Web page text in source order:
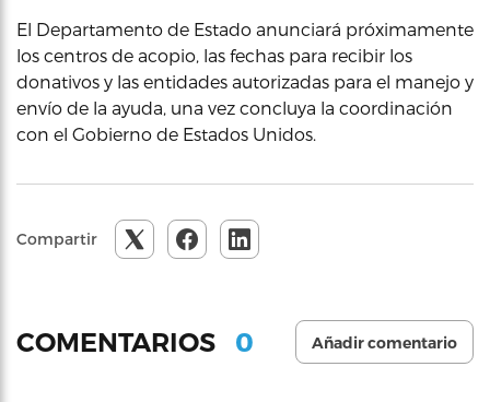
El Departamento de Estado anunciará próximamente
los centros de acopio, las fechas para recibir los
donativos y las entidades autorizadas para el manejo y
envío de la ayuda, una vez concluya la coordinación
con el Gobierno de Estados Unidos.
Compartir
COMENTARIOS 0 Añadir comentario